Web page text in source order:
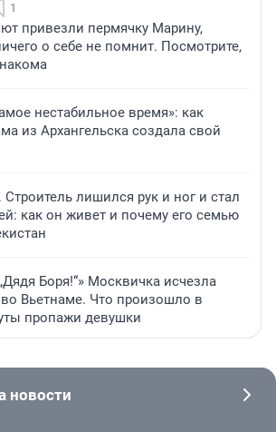
1
привезли пермячку Марину,
о себе не помнит. Посмотрите,
нестабильное время»: как
из Архангельска создала свой
лишился рук и ног и стал
как он живет и почему его семью
Боря!“» Москвичка исчезла
Вьетнаме. Что произошло в
пропажи девушки
новости